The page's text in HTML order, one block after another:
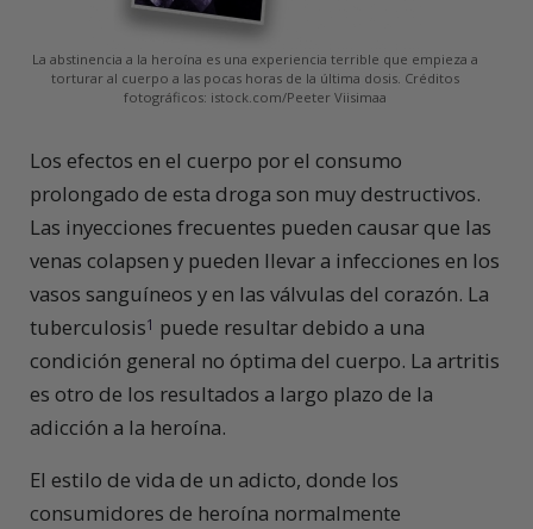
La abstinencia a la heroína es una experiencia terrible que empieza a
torturar al cuerpo a las pocas horas de la última dosis. Créditos
fotográficos: istock.com/Peeter Viisimaa
Los efectos en el cuerpo por el consumo
prolongado de esta droga son muy destructivos.
Las inyecciones frecuentes pueden causar que las
venas colapsen y pueden llevar a infecciones en los
vasos sanguíneos y en las válvulas del corazón. La
tuberculosis1 puede resultar debido a una
condición general no óptima del cuerpo. La artritis
es otro de los resultados a largo plazo de la
adicción a la heroína.
El estilo de vida de un adicto, donde los
consumidores de heroína normalmente